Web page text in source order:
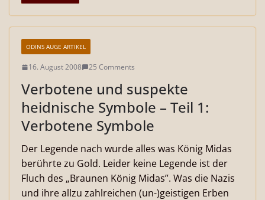
ODINS AUGE ARTIKEL
16. August 2008 25 Comments
Verbotene und suspekte
heidnische Symbole – Teil 1:
Verbotene Symbole
Der Legende nach wurde alles was König Midas
berührte zu Gold. Leider keine Legende ist der
Fluch des „Braunen König Midas”. Was die Nazis
und ihre allzu zahlreichen (un-)geistigen Erben